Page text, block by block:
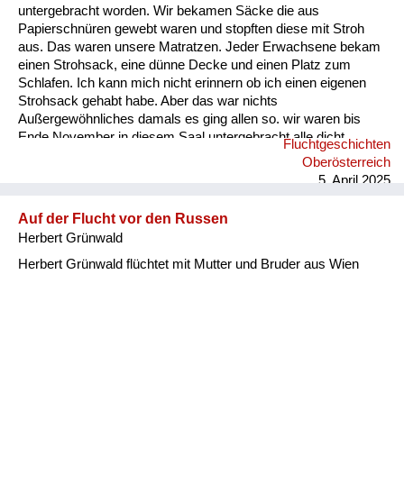
untergebracht worden. Wir bekamen Säcke die aus
Papierschnüren gewebt waren und stopften diese mit Stroh
aus. Das waren unsere Matratzen. Jeder Erwachsene bekam
einen Strohsack, eine dünne Decke und einen Platz zum
Schlafen. Ich kann mich nicht erinnern ob ich einen eigenen
Strohsack gehabt habe. Aber das war nichts
Außergewöhnliches damals es ging allen so. wir waren bis
Ende November in diesem Saal untergebracht alle dicht
nebeneinander gereiht. Es gab keine Rücksicht auf
Intimsphäre. Mein Vater sah sich schon am zweiten Tag nach
Schneiderei am Marktplatz an zu arbeiten. Nach ungefähr
sechs Wochen bekamen wir eine Zwei-Zimmer-Wohnung in
der wir zu ...
Fluchtgeschichten
Oberösterreich
5. April 2025
Auf der Flucht vor den Russen
Herbert Grünwald
Herbert Grünwald flüchtet mit Mutter und Bruder aus Wien